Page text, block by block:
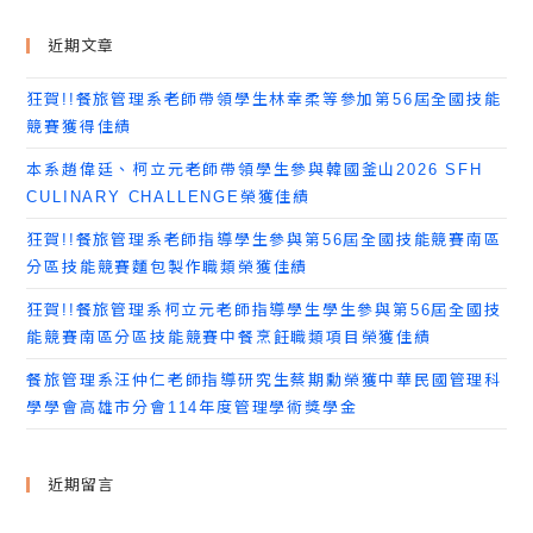
近期文章
狂賀!!餐旅管理系老師帶領學生林幸柔等參加第56屆全國技能
競賽獲得佳績
本系趙偉廷、柯立元老師帶領學生參與韓國釜山2026 SFH
CULINARY CHALLENGE榮獲佳績
狂賀!!餐旅管理系老師指導學生參與第56屆全國技能競賽南區
分區技能競賽麵包製作職類榮獲佳績
狂賀!!餐旅管理系柯立元老師指導學生學生參與第56屆全國技
能競賽南區分區技能競賽中餐烹飪職類項目榮獲佳績
餐旅管理系汪仲仁老師指導研究生蔡期勳榮獲中華民國管理科
學學會高雄市分會114年度管理學術獎學金
近期留言